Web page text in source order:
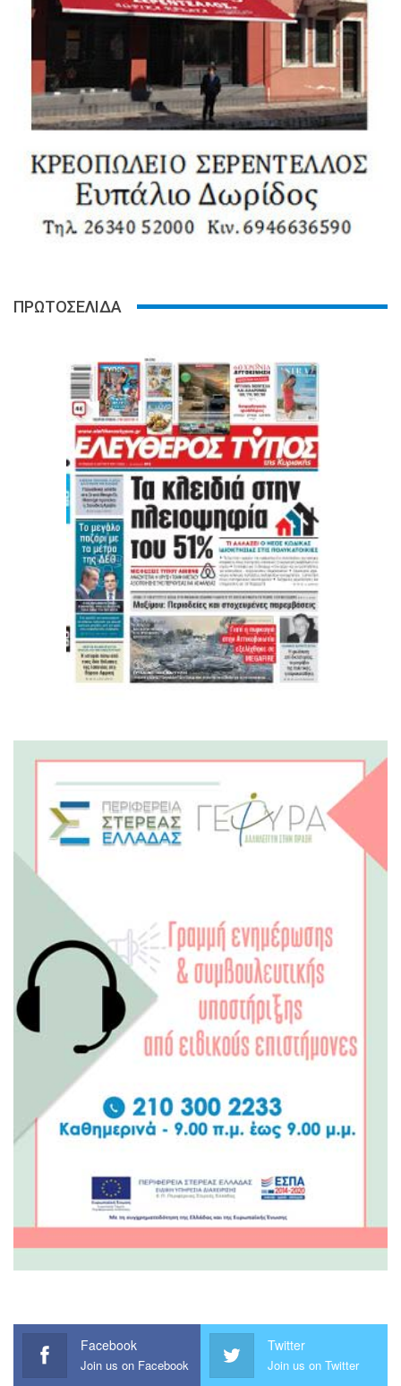
ΠΡΩΤΟΣΕΛΙΔΑ
Facebook
Join us on Facebook
Twitter
Join us on Twitter